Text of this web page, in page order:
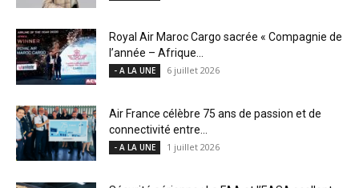
Royal Air Maroc Cargo sacrée « Compagnie de
l’année – Afrique...
- A LA UNE 6 juillet 2026
Air France célèbre 75 ans de passion et de
connectivité entre...
- A LA UNE 1 juillet 2026